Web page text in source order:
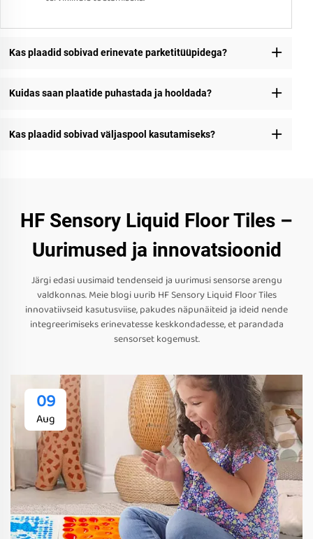
Kas plaadid sobivad erinevate parketitüüpidega?
Kuidas saan plaatide puhastada ja hooldada?
Kas plaadid sobivad väljaspool kasutamiseks?
HF Sensory Liquid Floor Tiles –
Uurimused ja innovatsioonid
Järgi edasi uusimaid tendenseid ja uurimusi sensorse arengu
valdkonnas. Meie blogi uurib HF Sensory Liquid Floor Tiles
innovatiivseid kasutusviise, pakudes näpunäiteid ja ideid nende
integreerimiseks erinevatesse keskkondadesse, et parandada
sensorset kogemust.
09
Aug